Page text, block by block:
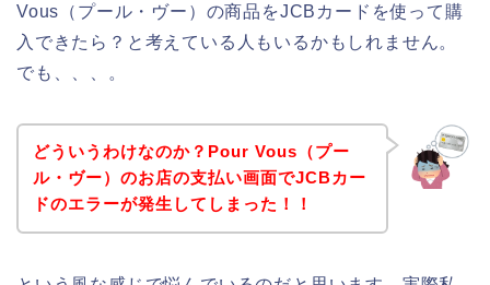
Vous（プール・ヴー）の商品をJCBカードを使って購
入できたら？と考えている人もいるかもしれません。
でも、、、。
どういうわけなのか？Pour Vous（プー
ル・ヴー）のお店の支払い画面でJCBカー
ドのエラーが発生してしまった！！